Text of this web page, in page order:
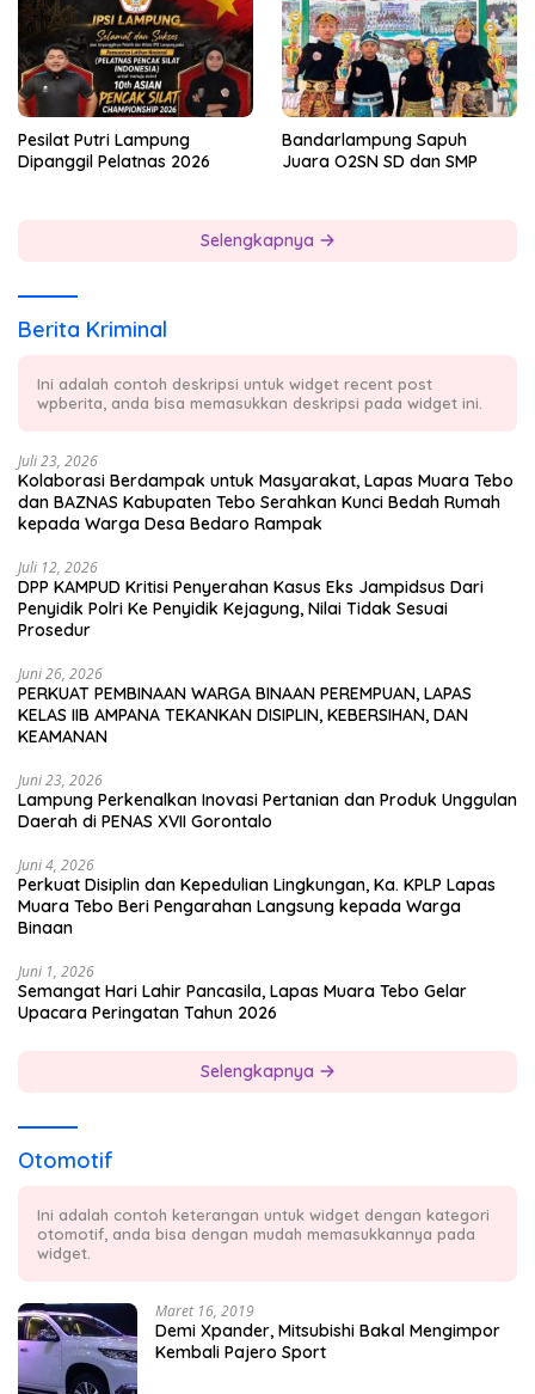
Pesilat Putri Lampung
Dipanggil Pelatnas 2026
Bandarlampung Sapuh
Juara O2SN SD dan SMP
Selengkapnya
Berita Kriminal
Ini adalah contoh deskripsi untuk widget recent post
wpberita, anda bisa memasukkan deskripsi pada widget ini.
Juli 23, 2026
Kolaborasi Berdampak untuk Masyarakat, Lapas Muara Tebo
dan BAZNAS Kabupaten Tebo Serahkan Kunci Bedah Rumah
kepada Warga Desa Bedaro Rampak
Juli 12, 2026
DPP KAMPUD Kritisi Penyerahan Kasus Eks Jampidsus Dari
Penyidik Polri Ke Penyidik Kejagung, Nilai Tidak Sesuai
Prosedur
Juni 26, 2026
PERKUAT PEMBINAAN WARGA BINAAN PEREMPUAN, LAPAS
KELAS IIB AMPANA TEKANKAN DISIPLIN, KEBERSIHAN, DAN
KEAMANAN
Juni 23, 2026
Lampung Perkenalkan Inovasi Pertanian dan Produk Unggulan
Daerah di PENAS XVII Gorontalo
Juni 4, 2026
Perkuat Disiplin dan Kepedulian Lingkungan, Ka. KPLP Lapas
Muara Tebo Beri Pengarahan Langsung kepada Warga
Binaan
Juni 1, 2026
Semangat Hari Lahir Pancasila, Lapas Muara Tebo Gelar
Upacara Peringatan Tahun 2026
Selengkapnya
Otomotif
Ini adalah contoh keterangan untuk widget dengan kategori
otomotif, anda bisa dengan mudah memasukkannya pada
widget.
Maret 16, 2019
Demi Xpander, Mitsubishi Bakal Mengimpor
Kembali Pajero Sport